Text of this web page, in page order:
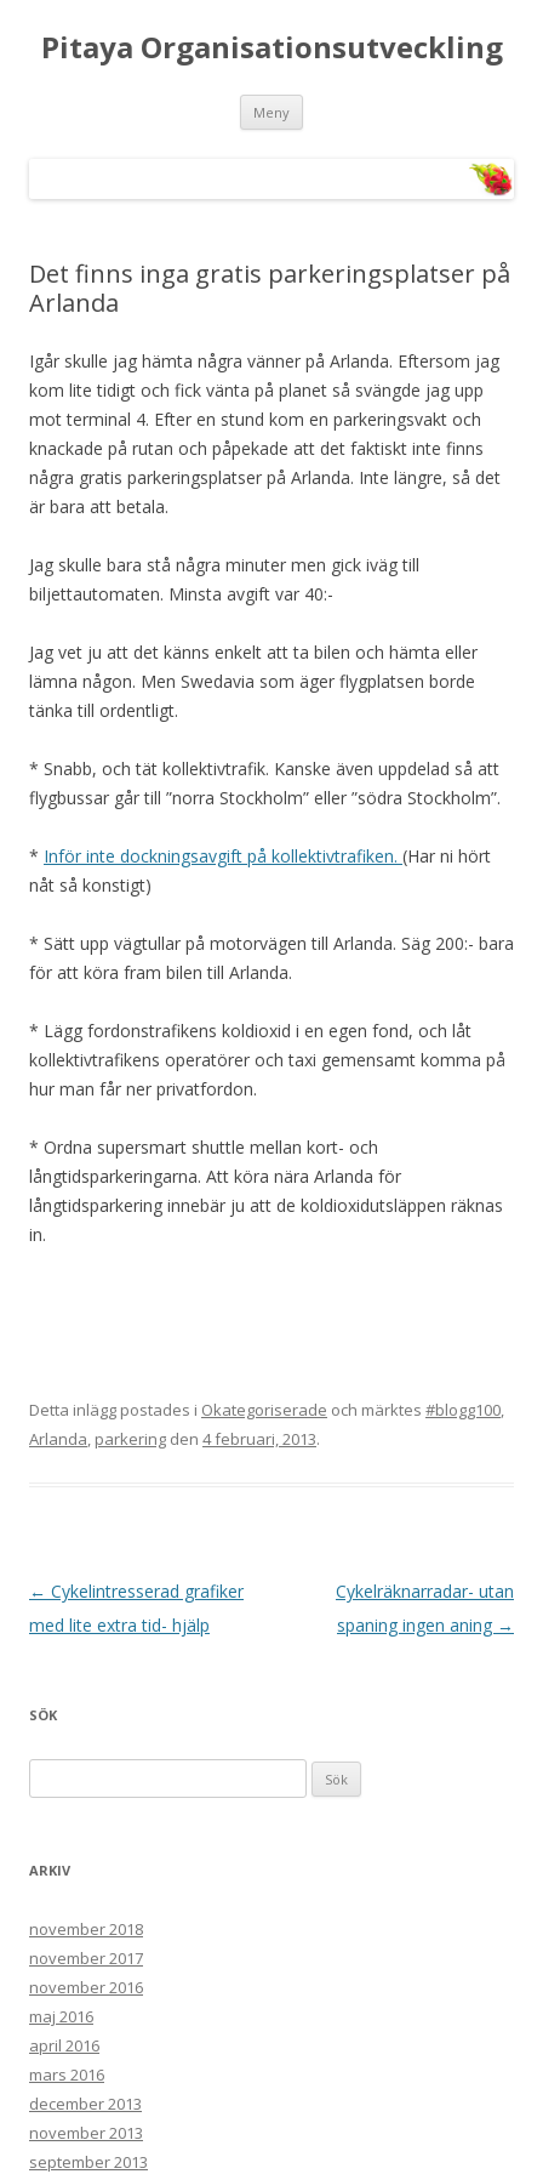
Pitaya Organisationsutveckling
Meny
Det finns inga gratis parkeringsplatser på
Arlanda
Igår skulle jag hämta några vänner på Arlanda. Eftersom jag
kom lite tidigt och fick vänta på planet så svängde jag upp
mot terminal 4. Efter en stund kom en parkeringsvakt och
knackade på rutan och påpekade att det faktiskt inte finns
några gratis parkeringsplatser på Arlanda. Inte längre, så det
är bara att betala.
Jag skulle bara stå några minuter men gick iväg till
biljettautomaten. Minsta avgift var 40:-
Jag vet ju att det känns enkelt att ta bilen och hämta eller
lämna någon. Men Swedavia som äger flygplatsen borde
tänka till ordentligt.
* Snabb, och tät kollektivtrafik. Kanske även uppdelad så att
flygbussar går till ”norra Stockholm” eller ”södra Stockholm”.
* Inför inte dockningsavgift på kollektivtrafiken. (Har ni hört
nåt så konstigt)
* Sätt upp vägtullar på motorvägen till Arlanda. Säg 200:- bara
för att köra fram bilen till Arlanda.
* Lägg fordonstrafikens koldioxid i en egen fond, och låt
kollektivtrafikens operatörer och taxi gemensamt komma på
hur man får ner privatfordon.
* Ordna supersmart shuttle mellan kort- och
långtidsparkeringarna. Att köra nära Arlanda för
långtidsparkering innebär ju att de koldioxidutsläppen räknas
in.
Detta inlägg postades i Okategoriserade och märktes #blogg100,
Arlanda, parkering den 4 februari, 2013.
Inläggsnavigering
← Cykelintresserad grafiker
med lite extra tid- hjälp
Cykelräknarradar- utan
spaning ingen aning →
SÖK
ARKIV
november 2018
november 2017
november 2016
maj 2016
april 2016
mars 2016
december 2013
november 2013
september 2013